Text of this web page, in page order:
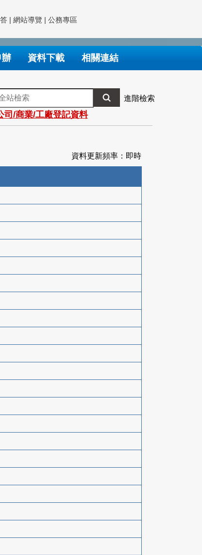
| 網站導覽 | 公務專區
資料下載 相關連結
全
進階檢索
司/商業/工廠登記資料
資料更新頻率：即時